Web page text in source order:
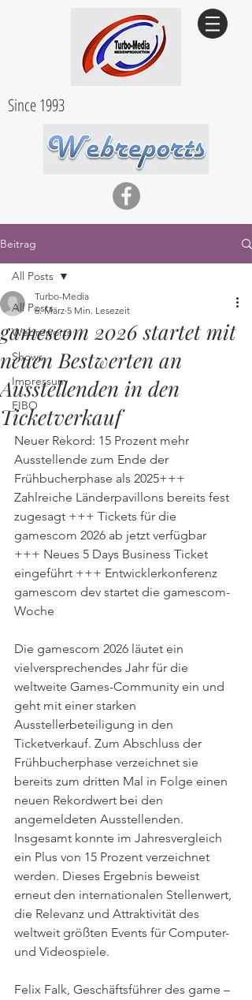
Since 1993
Beitrag
All Posts
Webreports
Shows
Impressum
FIBO
All Posts
gamescom 2026 startet mit
neuen Bestwerten an
Ausstellenden in den
Ticketverkauf
Turbo-Media
6. März 5 Min. Lesezeit
Neuer Rekord: 15 Prozent mehr
Ausstellende zum Ende der
Frühbucherphase als 2025+++
Zahlreiche Länderpavillons bereits fest
zugesagt +++ Tickets für die
gamescom 2026 ab jetzt verfügbar
+++ Neues 5 Days Business Ticket
eingeführt +++ Entwicklerkonferenz
gamescom dev startet die gamescom-
Woche
Die gamescom 2026 läutet ein
vielversprechendes Jahr für die
weltweite Games-Community ein und
geht mit einer starken
Ausstellerbeteiligung in den
Ticketverkauf. Zum Abschluss der
Frühbucherphase verzeichnet sie
bereits zum dritten Mal in Folge einen
neuen Rekordwert bei den
angemeldeten Ausstellenden.
Insgesamt konnte im Jahresvergleich
ein Plus von 15 Prozent verzeichnet
werden. Dieses Ergebnis beweist
erneut den internationalen Stellenwert,
die Relevanz und Attraktivität des
weltweit größten Events für Computer-
und Videospiele.
Felix Falk, Geschäftsführer des game –